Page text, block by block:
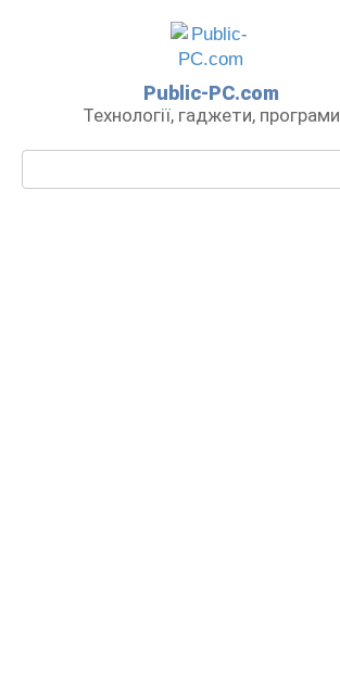
Public-PC.com
Технології, гаджети, програми